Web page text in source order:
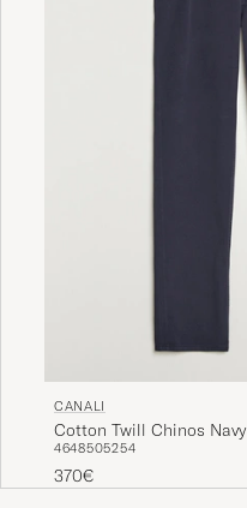
CANALI
Cotton Twill Chinos Navy
4648505254
370€